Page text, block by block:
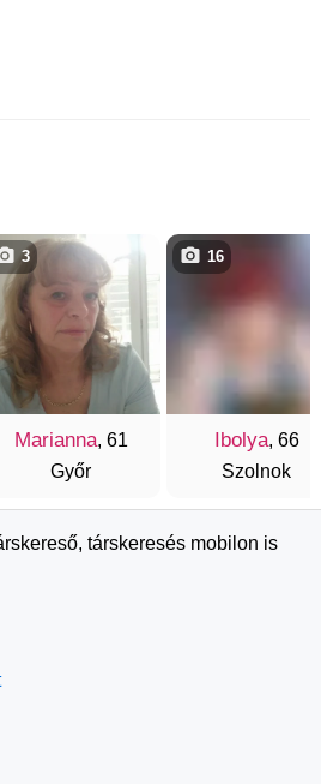
Marianna, 61
Győr
3
Ibolya, 66
Szolnok
16
társkeresés mobilon is